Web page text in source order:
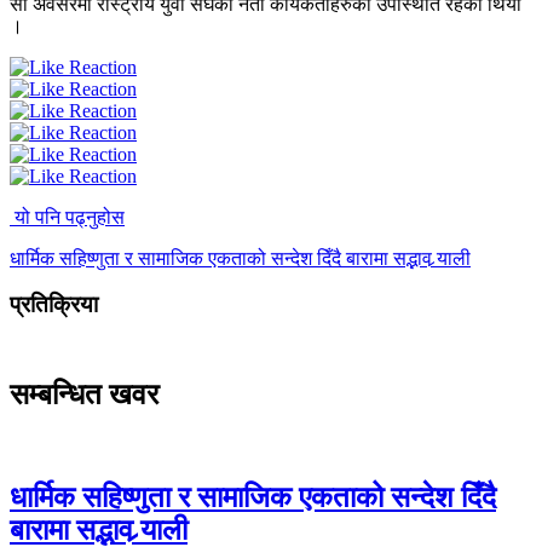
।
यो पनि पढ्नुहोस
धार्मिक सहिष्णुता र सामाजिक एकताको सन्देश दिँदै बारामा सद्भाव र्‍याली
प्रतिक्रिया
सम्बन्धित खवर
धार्मिक सहिष्णुता र सामाजिक एकताको सन्देश दिँदै
बारामा सद्भाव र्‍याली